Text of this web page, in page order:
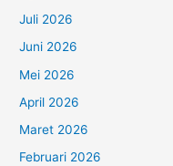
Juli 2026
Juni 2026
Mei 2026
April 2026
Maret 2026
Februari 2026